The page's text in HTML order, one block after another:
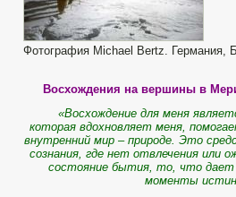
Фотография Michael Bertz. Германия,
Восхождения на вершины в
«Восхождение для меня
которая вдохновляет меня,
внутренний мир – природе. Это
сознания, где нет отвлечения или
состояние бытия, то, что дает
моменты